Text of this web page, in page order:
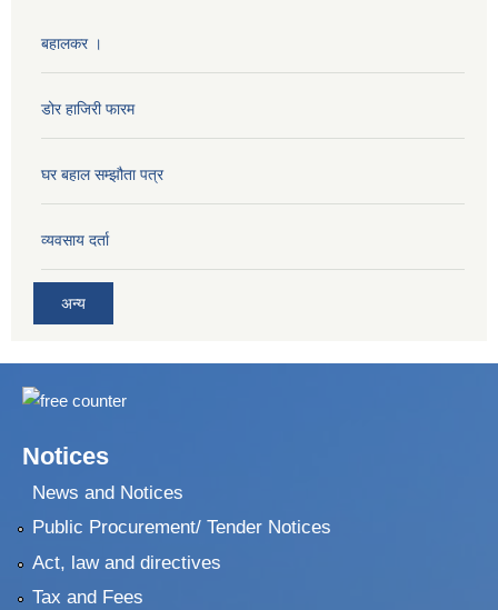
बहालकर ।
डोर हाजिरी फारम
घर बहाल सम्झौता पत्र
व्यवसाय दर्ता
अन्य
Notices
News and Notices
Public Procurement/ Tender Notices
Act, law and directives
Tax and Fees